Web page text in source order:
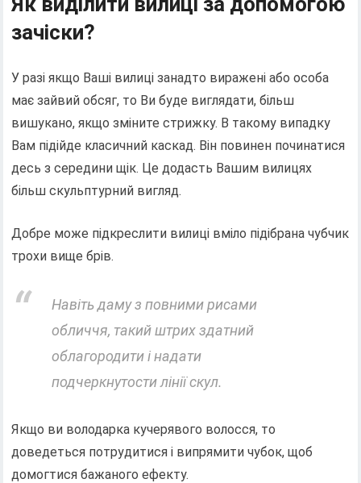
зачіски?
У разі якщо Ваші вилиці занадто виражені або особа
має зайвий обсяг, то Ви буде виглядати, більш
вишукано, якщо зміните стрижку. В такому випадку
Вам підійде класичний каскад. Він повинен починатися
десь з середини щік. Це додасть Вашим вилицях
більш скульптурний вигляд.
Добре може підкреслити вилиці вміло підібрана чубчик
трохи вище брів.
Навіть даму з повними рисами
обличчя, такий штрих здатний
облагородити і надати
подчеркнутости лінії скул.
Якщо ви володарка кучерявого волосся, то
доведеться потрудитися і випрямити чубок, щоб
домогтися бажаного ефекту.